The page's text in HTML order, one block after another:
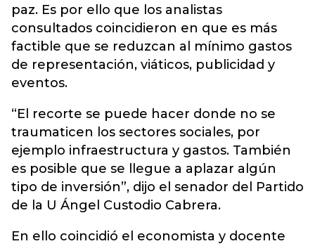
paz. Es por ello que los analistas
consultados coincidieron en que es más
factible que se reduzcan al mínimo gastos
de representación, viáticos, publicidad y
eventos.
“El recorte se puede hacer donde no se
traumaticen los sectores sociales, por
ejemplo infraestructura y gastos. También
es posible que se llegue a aplazar algún
tipo de inversión”, dijo el senador del Partido
de la U Ángel Custodio Cabrera.
En ello coincidió el economista y docente